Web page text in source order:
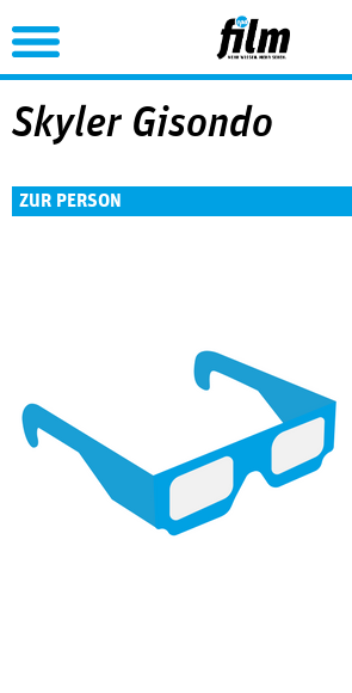
Jump to Navigation
Skyler Gisondo
ZUR PERSON